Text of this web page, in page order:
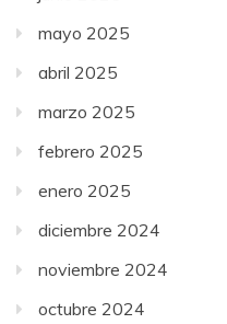
mayo 2025
abril 2025
marzo 2025
febrero 2025
enero 2025
diciembre 2024
noviembre 2024
octubre 2024